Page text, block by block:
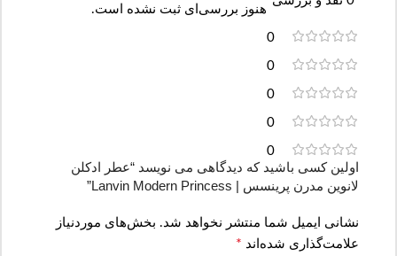
0
0
0
0
0
هنوز بررسی‌ای ثبت نشده است.
اولین کسی باشید که دیدگاهی می نویسد “عطر ادکلن
لانوین مدرن پرینسس | Lanvin Modern Princess”
نشانی ایمیل شما منتشر نخواهد شد. بخش‌های موردنیاز
علامت‌گذاری شده‌اند *